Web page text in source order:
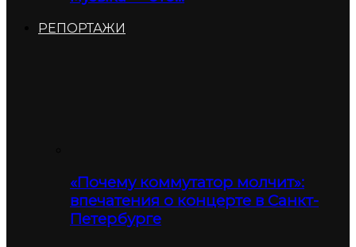
РЕПОРТАЖИ
«Почему коммутатор молчит»:
впечатения о концерте в Санкт-
Петербурге